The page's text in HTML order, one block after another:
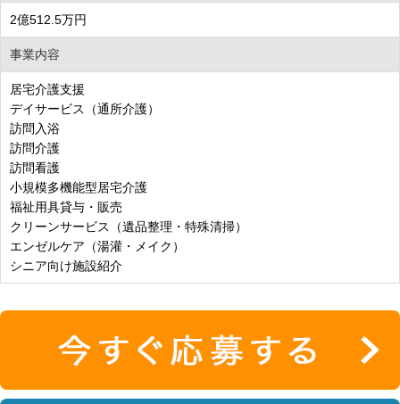
2億512.5万円
事業内容
居宅介護支援
デイサービス（通所介護）
訪問入浴
訪問介護
訪問看護
小規模多機能型居宅介護
福祉用具貸与・販売
クリーンサービス（遺品整理・特殊清掃）
エンゼルケア（湯灌・メイク）
シニア向け施設紹介